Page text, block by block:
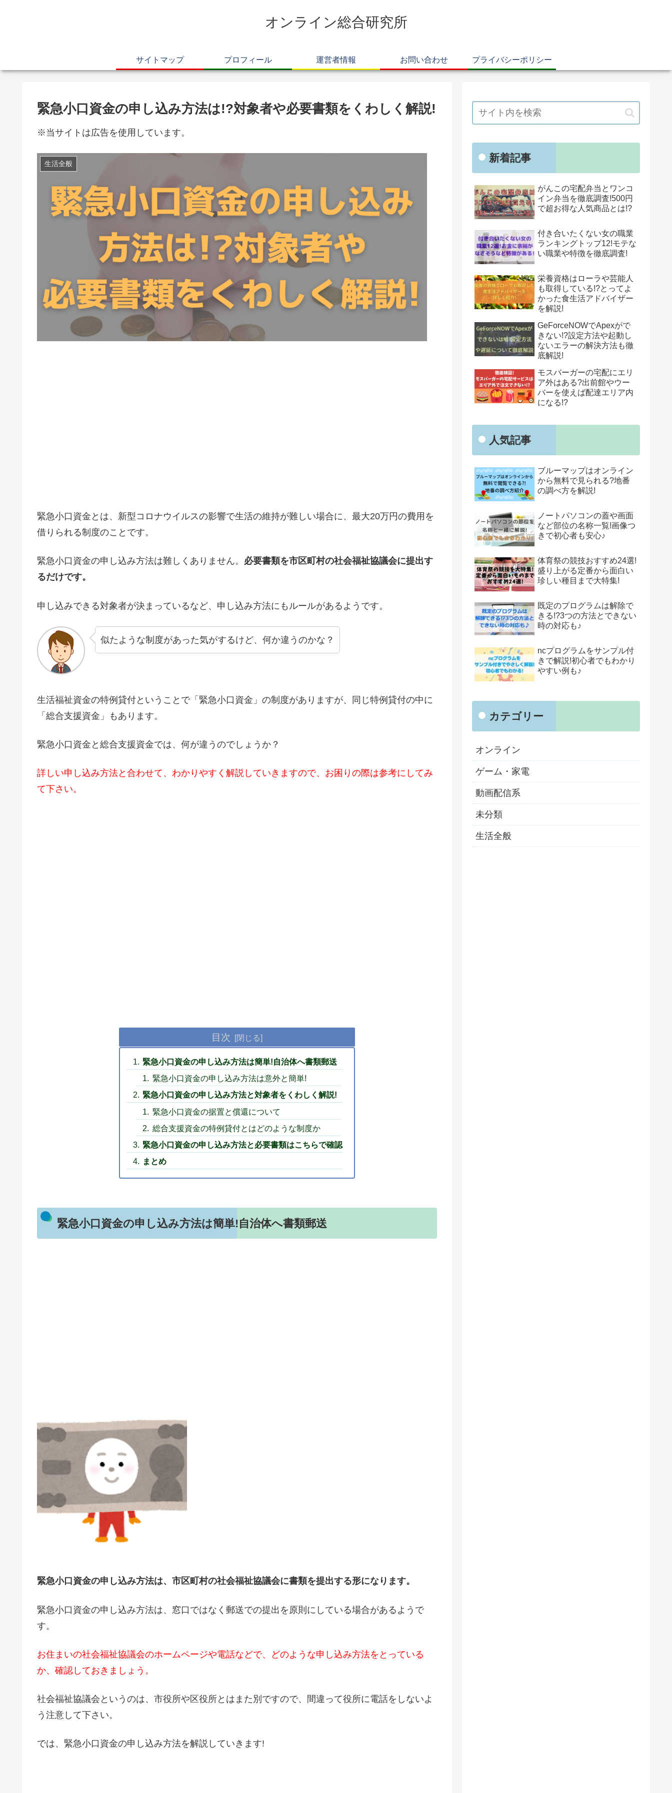
オンライン総合研究所
サイトマップ プロフィール 運営者情報 お問い合わせ プライバシーポリシー
緊急小口資金の申し込み方法は!?対象者や必要書類をくわしく解説!
※当サイトは広告を使用しています。
生活全般
緊急小口資金とは、新型コロナウイルスの影響で生活の維持が難しい場合に、最大20万円の費用を
借りられる制度のことです。
緊急小口資金の申し込み方法は難しくありません。 必要書類を市区町村の社会福祉協議会に提出す
るだけです。
申し込みできる対象者が決まっているなど、申し込み方法にもルールがあるようです。
似たような制度があった気がするけど、何か違うのかな？
生活福祉資金の特例貸付ということで「緊急小口資金」の制度がありますが、同じ特例貸付の中に
「総合支援資金」もあります。
緊急小口資金と総合支援資金では、何が違うのでしょうか？
詳しい申し込み方法と合わせて、わかりやすく解説していきますので、お困りの際は参考にしてみ
て下さい。
目次
緊急小口資金の申し込み方法は簡単!自治体へ書類郵送
緊急小口資金の申し込み方法は意外と簡単!
緊急小口資金の申し込み方法と対象者をくわしく解説!
緊急小口資金の据置と償還について
総合支援資金の特例貸付とはどのような制度か
緊急小口資金の申し込み方法と必要書類はこちらで確認
まとめ
緊急小口資金の申し込み方法は簡単!自治体へ書類郵送
緊急小口資金の申し込み方法は、市区町村の社会福祉協議会に書類を提出する形になります。
緊急小口資金の申し込み方法は、窓口ではなく郵送での提出を原則にしている場合があるようで
す。
お住まいの社会福祉協議会のホームページや電話などで、どのような申し込み方法をとっている
か、確認しておきましょう。
社会福祉協議会というのは、市役所や区役所とはまた別ですので、間違って役所に電話をしないよ
う注意して下さい。
では、緊急小口資金の申し込み方法を解説していきます!
新着記事
がんこの宅配弁当とワンコ
イン弁当を徹底調査!500円
で超お得な人気商品とは!?
付き合いたくない女の職業
ランキングトップ12!モテな
い職業や特徴を徹底調査!
栄養資格はローラや芸能人
も取得している!?とってよ
かった食生活アドバイザー
を解説!
GeForceNOWでApexがで
きない!?設定方法や起動し
ないエラーの解決方法も徹
底解説!
モスバーガーの宅配にエリ
ア外はある?出前館やウー
バーを使えば配達エリア内
になる!?
人気記事
ブルーマップはオンライン
から無料で見られる?地番
の調べ方を解説!
ノートパソコンの蓋や画面
など部位の名称一覧!画像つ
きで初心者も安心♪
体育祭の競技おすすめ24選!
盛り上がる定番から面白い
珍しい種目まで大特集!
既定のプログラムは解除で
きる!?3つの方法とできない
時の対応も♪
ncプログラムをサンプル付
きで解説!初心者でもわかり
やすい例も♪
カテゴリー
オンライン
ゲーム・家電
動画配信系
未分類
生活全般